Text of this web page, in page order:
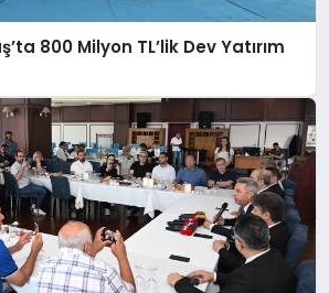
800 Milyon TL’lik Dev Yatırım